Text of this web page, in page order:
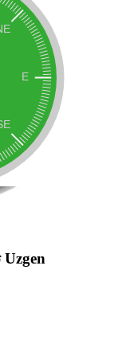
تقويم مواعيد الصلاة الشهري لمدينة Uzgen